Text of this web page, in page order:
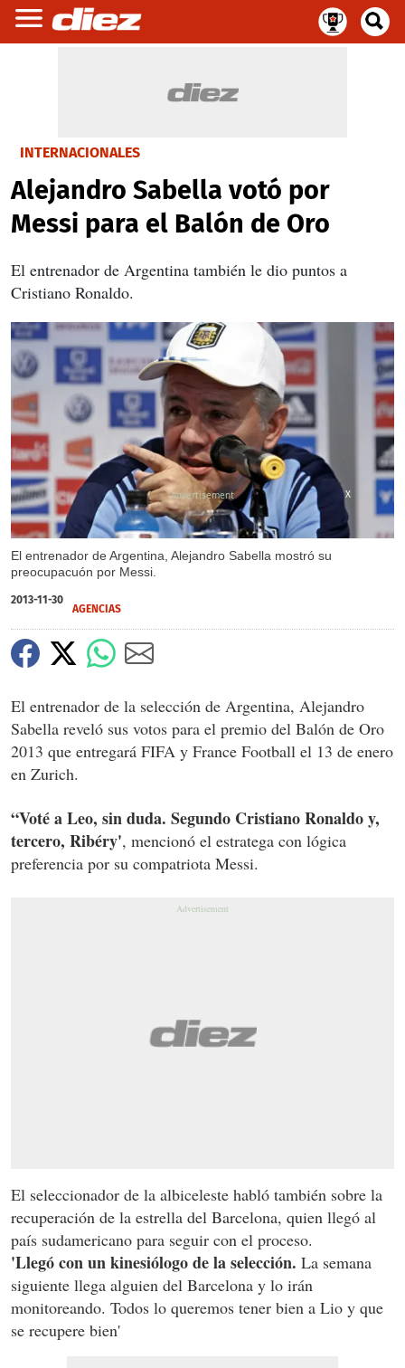
INTERNACIONALES
Alejandro Sabella votó por
Messi para el Balón de Oro
El entrenador de Argentina también le dio puntos a
Cristiano Ronaldo.
El entrenador de Argentina, Alejandro Sabella mostró su
preocupacuón por Messi.
X
2013-11-30
AGENCIAS
El entrenador de la selección de Argentina, Alejandro
Sabella reveló sus votos para el premio del Balón de Oro
2013 que entregará FIFA y France Football el 13 de enero
en Zurich.
“Voté a Leo, sin duda. Segundo Cristiano Ronaldo y,
tercero, Ribéry', mencionó el estratega con lógica
preferencia por su compatriota Messi.
El seleccionador de la albiceleste habló también sobre la
recuperación de la estrella del Barcelona, quien llegó al
país sudamericano para seguir con el proceso.
'Llegó con un kinesiólogo de la selección. La semana
siguiente llega alguien del Barcelona y lo irán
monitoreando. Todos lo queremos tener bien a Lio y que
se recupere bien'